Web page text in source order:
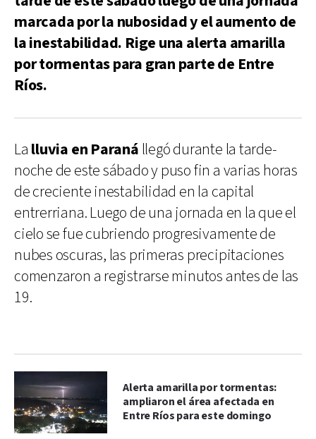
marcada por la nubosidad y el aumento de
la inestabilidad. Rige una alerta amarilla
por tormentas para gran parte de Entre
Ríos.
La lluvia en Paraná llegó durante la tarde-
noche de este sábado y puso fin a varias horas
de creciente inestabilidad en la capital
entrerriana. Luego de una jornada en la que el
cielo se fue cubriendo progresivamente de
nubes oscuras, las primeras precipitaciones
comenzaron a registrarse minutos antes de las
19.
Alerta amarilla por tormentas:
ampliaron el área afectada en
Entre Ríos para este domingo